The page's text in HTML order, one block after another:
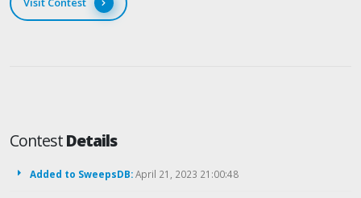
ContestDetails
Added to SweepsDB:April 21, 2023 21:00:48